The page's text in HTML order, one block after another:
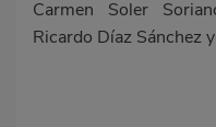
Carmen Soler
Ricardo Díaz Sánchez